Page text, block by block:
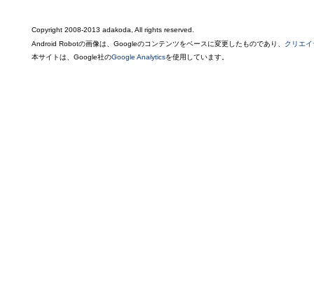
Copyright 2008-2013 adakoda, All rights reserved.
Android Robotの画像は、Googleのコンテンツをベースに変更したものであり、 クリエ
本サイトは、Google社のGoogle Analyticsを使用しています。